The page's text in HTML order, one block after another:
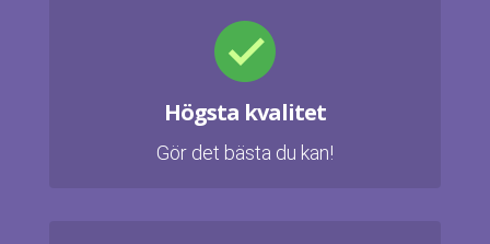
Högsta kvalitet
Gör det bästa du kan!